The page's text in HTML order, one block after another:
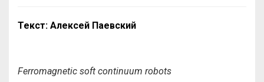
Текст: Алексей Паевский
Ferromagnetic soft continuum robots